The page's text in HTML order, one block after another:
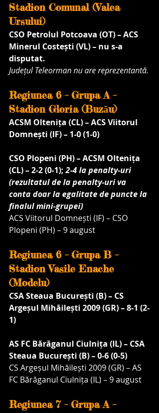
Stadion Comunal (Valea
Ursului)
CSO Petrolul Potcoava (OT) – ACS
Minerul Costești (VL) – nu s-a
disputat.
Județul Teleorman nu are reprezentantă.
Regiunea 6 – Grupa A –
Stadion Gloria (Buzău)
ACSM Oltenița (CL) – ACS Viitorul
Domnești (IF) – 1-0 (1-0)
CSO Plopeni (PH) – ACSM Oltenița
(CL) – 2-2 (0-1); 2-4 la penalty-uri
(rezultatul de la penalty-uri va
conta doar la egalitate de puncte la
finalul mini-grupei)
ACS Viitorul Domnești (IF) – CSO
Plopeni (PH) – 9 august
Regiunea 6 – Grupa B –
Stadion Vasile Enache
(Modelu)
CSA Steaua București (B) – CS
Argeșul Mihăilești 2009 (GR) – 8-1 (2-
1)
AS FC Bărăganul Ciulnița (IL) – CSA
Steaua București (B) – 0-6 (0-5)
CS Argeșul Mihăilești 2009 (GR) – AS
FC Bărăganul Ciulnița (IL) – 9 august
Regiunea 7 – Grupa A –